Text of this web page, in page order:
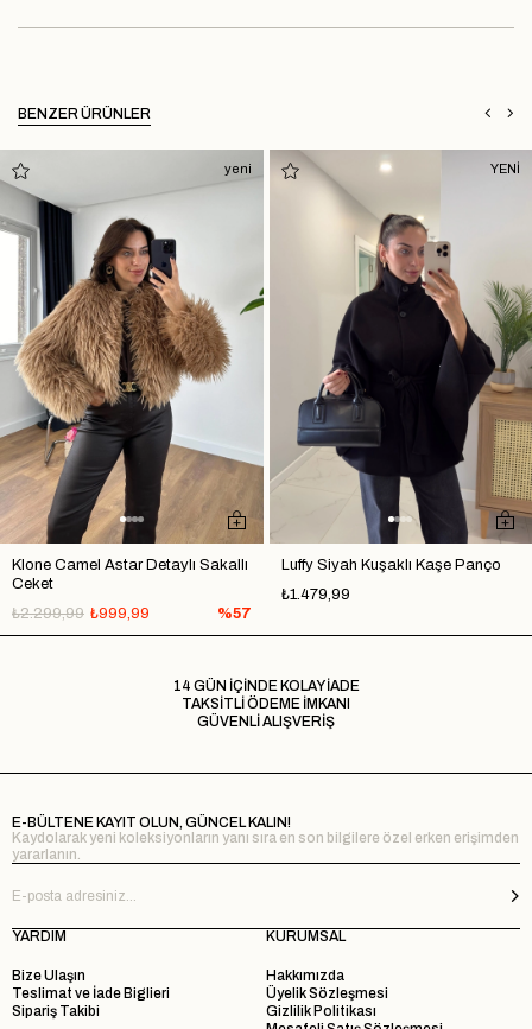
BENZER ÜRÜNLER
Klone Camel Astar Detaylı Sakallı
Ceket
₺999,99
₺2.299,99 %57
yeni
Luffy Siyah Kuşaklı Kaşe Panço
₺1.479,99
YENİ
14 GÜN İÇİNDE KOLAY İADE
TAKSİTLİ ÖDEME İMKANI
GÜVENLİ ALIŞVERİŞ
E-BÜLTENE KAYIT OLUN, GÜNCEL KALIN!
Kaydolarak yeni koleksiyonların yanı sıra en son bilgilere özel erken erişimden
yararlanın.
YARDIM
Bize Ulaşın
Teslimat ve İade Biglieri
Sipariş Takibi
KURUMSAL
Hakkımızda
Üyelik Sözleşmesi
Gizlilik Politikası